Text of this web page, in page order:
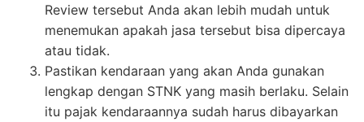
Review tersebut Anda akan lebih mudah untuk
menemukan apakah jasa tersebut bisa dipercaya
atau tidak.
Pastikan kendaraan yang akan Anda gunakan
lengkap dengan STNK yang masih berlaku. Selain
itu pajak kendaraannya sudah harus dibayarkan